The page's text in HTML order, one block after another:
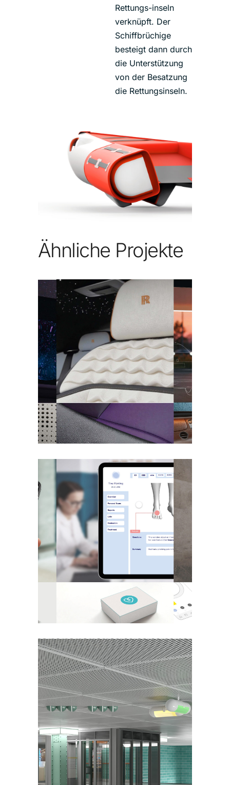
Rettungs-inseln
verknüpft. Der
Schiffbrüchige
besteigt dann durch
die Unterstützung
von der Besatzung
die Rettungsinseln.
Ähnliche Projekte
Future Luxury
PANTA RHEI